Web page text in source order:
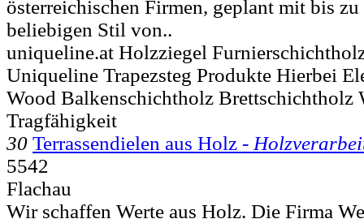
österreichischen Firmen, geplant mit bis
beliebigen Stil von..
uniqueline.at Holzziegel
Uniqueline Trapezsteg Produkte Hierbei
Wood Balkenschichtholz Brettschichtholz
Tragfähigkeit
30 Terrassendielen aus Holz -
5542
Flachau
Wir schaffen Werte aus Holz. Die Firma